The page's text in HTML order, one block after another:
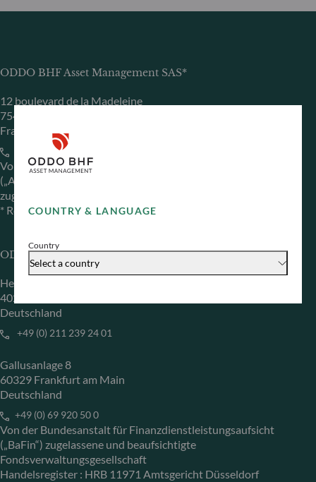
COUNTRY & LANGUAGE
Country
Select a country
ODDO BHF Asset Management SAS*
12 boulevard de la Madeleine
75440 Paris Cedex 09
Frankreich
+33 1 44 51 80 28
Von der französischen Finanzmarktaufsichtsbehörde
(„Autorité des Marchés Financiers“) unter der Nr. GP 99011
zugelassene Fondsverwaltungsgesellschaft
* Rechtlich verantwortlich für die Inhalte der Internetseite
ODDO BHF Asset Management GmbH
Herzogstraße 15
40217 Düsseldorf
Deutschland
+49 (0) 211 239 24 01
Gallusanlage 8
60329 Frankfurt am Main
Deutschland
+49 (0) 69 920 50 0
Von der Bundesanstalt für Finanzdienstleistungsaufsicht
(„BaFin“) zugelassene und beaufsichtigte
Fondsverwaltungsgesellschaft
Handelsregister : HRB 11971 Amtsgericht Düsseldorf